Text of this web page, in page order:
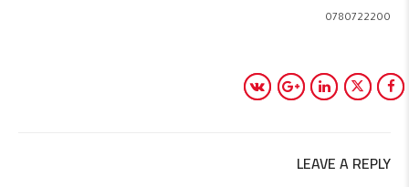
0780722200
LEAVE A REPLY